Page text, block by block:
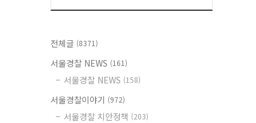
전체글 (8371)
서울경찰 NEWS (161)
서울경찰 NEWS (158)
서울경찰이야기 (972)
서울경찰 치안정책 (203)